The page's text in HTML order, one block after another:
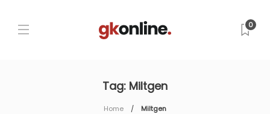
0
Tag: Miltgen
Home Miltgen